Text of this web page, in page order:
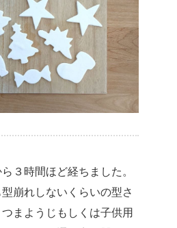
３時間ほど経ちました。
崩れしないくらいの型さ
まようじもしくは子供用